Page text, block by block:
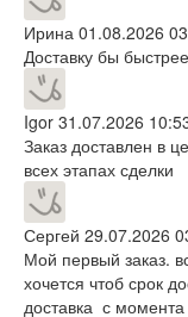
Ирина 01.08.2026
Доставку бы
Igor 31.07.2026
Заказ доставлен в
всех этапах сделки
Сергей 29.07.2026
Мой первый заказ.
хочется чтоб срок
доставка с